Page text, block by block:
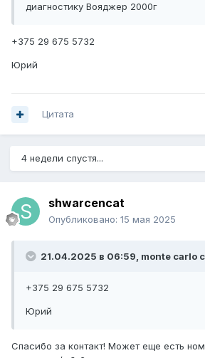
диагностику Вояджер 2000г
+375 29 675 5732
Юрий
Цитата
4 недели спустя...
shwarcencat
Опубликовано: 15 мая 2025
21.04.2025 в 06:59, monte carlo
+375 29 675 5732
Юрий
Спасибо за контакт! Может еще есть